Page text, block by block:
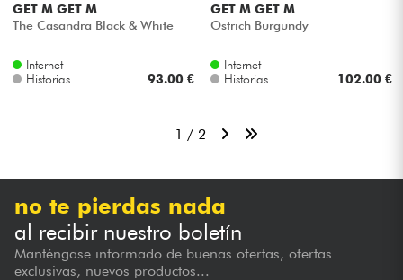
GET M GET M
The Casandra Black & White
Internet
Historias
93.00 €
GET M GET M
Ostrich Burgundy
Internet
Historias
102.00 €
1 / 2
no te pierdas nada
al recibir nuestro boletín
Manténgase informado de buenas ofertas, ofertas
exclusivas, nuevos productos...